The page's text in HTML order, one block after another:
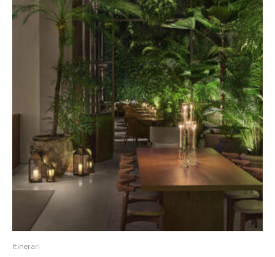
Itinerari